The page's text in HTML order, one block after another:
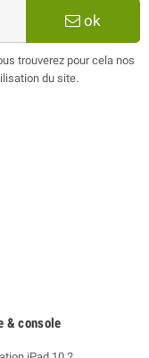
ok
trouverez pour cela nos
du site.
& console